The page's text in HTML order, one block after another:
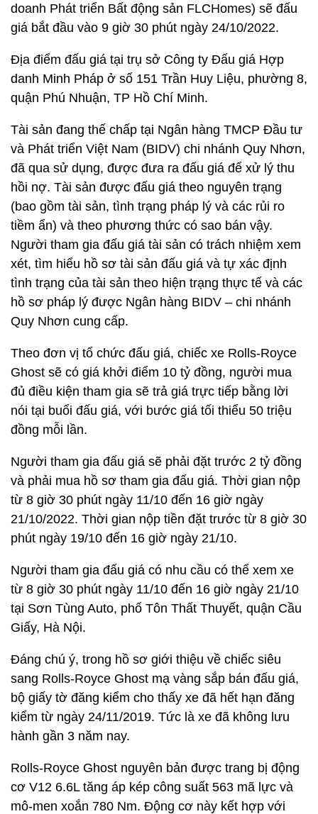
doanh Phát triển Bất động sản FLCHomes) sẽ đấu
giá bắt đầu vào 9 giờ 30 phút ngày 24/10/2022.
Địa điểm đấu giá tại trụ sở Công ty Đấu giá Hợp
danh Minh Pháp ở số 151 Trần Huy Liệu, phường 8,
quận Phú Nhuận, TP Hồ Chí Minh.
Tài sản đang thế chấp tại Ngân hàng TMCP Đầu tư
và Phát triển Việt Nam (BIDV) chi nhánh Quy Nhơn,
đã qua sử dụng, được đưa ra đấu giá để xử lý thu
hồi nợ. Tài sản được đấu giá theo nguyên trạng
(bao gồm tài sản, tình trạng pháp lý và các rủi ro
tiềm ẩn) và theo phương thức có sao bán vậy.
Người tham gia đấu giá tài sản có trách nhiệm xem
xét, tìm hiểu hồ sơ tài sản đấu giá và tự xác định
tình trạng của tài sản theo hiện trạng thực tế và các
hồ sơ pháp lý được Ngân hàng BIDV – chi nhánh
Quy Nhơn cung cấp.
Theo đơn vị tổ chức đấu giá, chiếc xe Rolls-Royce
Ghost sẽ có giá khởi điểm 10 tỷ đồng, người mua
đủ điều kiện tham gia sẽ trả giá trực tiếp bằng lời
nói tại buổi đấu giá, với bước giá tối thiểu 50 triệu
đồng mỗi lần.
Người tham gia đấu giá sẽ phải đặt trước 2 tỷ đồng
và phải mua hồ sơ tham gia đấu giá. Thời gian nộp
từ 8 giờ 30 phút ngày 11/10 đến 16 giờ ngày
21/10/2022. Thời gian nộp tiền đặt trước từ 8 giờ 30
phút ngày 19/10 đến 16 giờ ngày 21/10.
Người tham gia đấu giá có nhu cầu có thể xem xe
từ 8 giờ 30 phút ngày 11/10 đến 16 giờ ngày 21/10
tại Sơn Tùng Auto, phố Tôn Thất Thuyết, quận Cầu
Giấy, Hà Nội.
Đáng chú ý, trong hồ sơ giới thiệu về chiếc siêu
sang Rolls-Royce Ghost mạ vàng sắp bán đấu giá,
bộ giấy tờ đăng kiểm cho thấy xe đã hết hạn đăng
kiểm từ ngày 24/11/2019. Tức là xe đã không lưu
hành gần 3 năm nay.
Rolls-Royce Ghost nguyên bản được trang bị động
cơ V12 6.6L tăng áp kép công suất 563 mã lực và
mô-men xoắn 780 Nm. Động cơ này kết hợp với